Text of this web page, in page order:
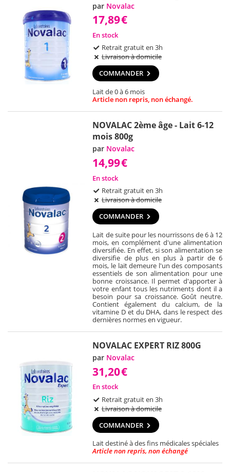
par Novalac
17,89€
En stock
Retrait gratuit en 3h
Livraison à domicile
COMMANDER
Lait de 0 à 6 mois
Article non repris, non échangé.
NOVALAC 2ème âge - Lait 6-12
mois 800g
par Novalac
14,99€
En stock
Retrait gratuit en 3h
Livraison à domicile
COMMANDER
Lait de suite pour les nourrissons de 6 à 12
mois, en complément d'une alimentation
diversifiée. En effet, si son alimentation se
diversifie de plus en plus à partir de 6
mois, le lait demeure l'un des composants
essentiels de son alimentation pour une
bonne croissance. Il permet d'apporter à
votre enfant tous les nutriments dont il a
besoin pour sa croissance. Goût neutre.
Contient également du calcium, de la
vitamine D et du DHA, dans le respect des
dernières normes en vigueur.
NOVALAC EXPERT RIZ 800G
par Novalac
31,20€
En stock
Retrait gratuit en 3h
Livraison à domicile
COMMANDER
Lait destiné à des fins médicales spéciales
Article non repris, non échangé